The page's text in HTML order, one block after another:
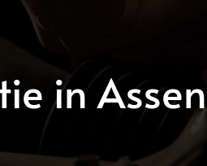
in